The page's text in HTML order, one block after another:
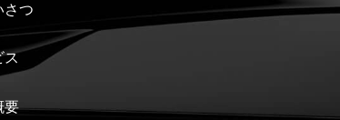
さつ
ス
要